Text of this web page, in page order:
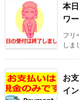
本
ワ
フリ
しま
お
イ